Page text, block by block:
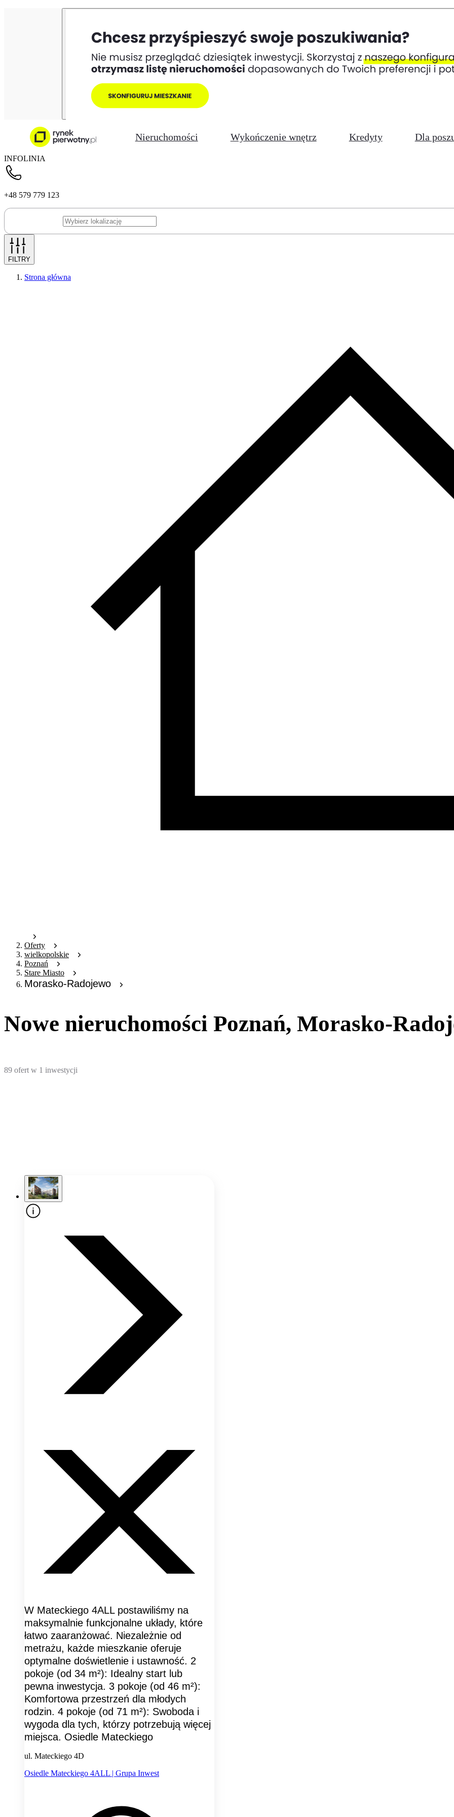
Nieruchomości Wykończenie wnętrz Kredyty Dla
INFOLINIA
+48 579 779 123
FILTRY
Strona główna
Oferty
wielkopolskie
Poznań
Stare Miasto
Morasko-Radojewo
Nowe nieruchomości Poznań, Morasko-
89 ofert w 1 inwestycji
W Mateckiego 4ALL postawiliśmy na
maksymalnie funkcjonalne układy, które
łatwo zaaranżować. Niezależnie od
metrażu, każde mieszkanie oferuje
optymalne doświetlenie i ustawność. 2
pokoje (od 34 m²): Idealny start lub
pewna inwestycja. 3 pokoje (od 46 m²):
Komfortowa przestrzeń dla młodych
rodzin. 4 pokoje (od 71 m²): Swoboda i
wygoda dla tych, którzy potrzebują więcej
miejsca. Osiedle Mateckiego
ul. Mateckiego 4D
Osiedle Mateckiego 4ALL | Grupa Inwest